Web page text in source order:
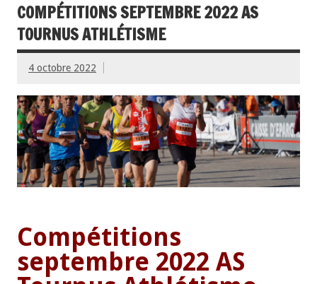
COMPÉTITIONS SEPTEMBRE 2022 AS
TOURNUS ATHLÉTISME
4 octobre 2022
Compétitions
septembre 2022 AS